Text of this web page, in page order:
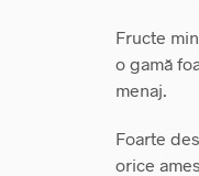
Fructe
o gamă
menaj.
Foarte
orice